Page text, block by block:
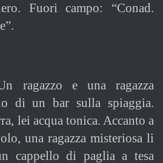
Fuori campo: “Conad.
ragazzo e una ragazza
di un bar sulla spiaggia.
lei acqua tonica. Accanto a
una ragazza misteriosa li
cappello di paglia a tesa